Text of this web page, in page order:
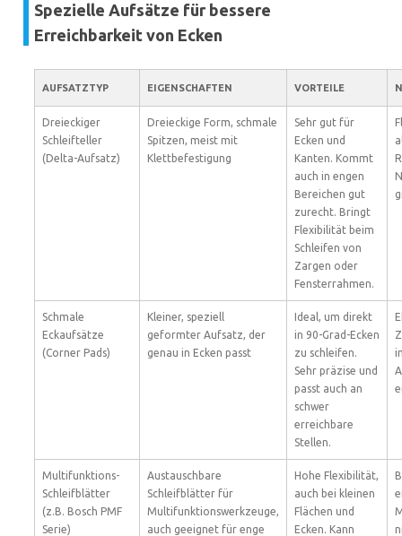
Spezielle Aufsätze für bessere
Erreichbarkeit von Ecken
AUFSATZTYP EIGENSCHAFTEN VORTEILE
Dreieckiger
Schleifteller
(Delta-Aufsatz)
Dreieckige Form, schmale
Spitzen, meist mit
Klettbefestigung
Sehr gut für
Ecken und
Kanten. Kommt
auch in engen
Bereichen gut
zurecht. Bringt
Flexibilität beim
Schleifen von
Zargen oder
Fensterrahmen.
Schmale
Eckaufsätze
(Corner Pads)
Kleiner, speziell
geformter Aufsatz, der
genau in Ecken passt
Ideal, um direkt
in 90-Grad-Ecken
zu schleifen.
Sehr präzise und
passt auch an
schwer
erreichbare
Stellen.
Multifunktions-
Schleifblätter
(z.B. Bosch PMF
Serie)
Austauschbare
Schleifblätter für
Multifunktionswerkzeuge,
auch geeignet für enge
Hohe Flexibilität,
auch bei kleinen
Flächen und
Ecken. Kann